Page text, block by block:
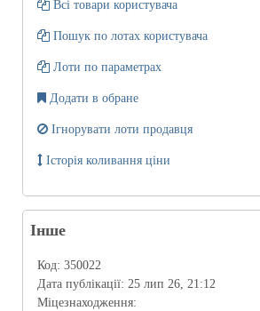
Всі товари користувача
Пошук по лотах користувача
Лоти по параметрах
Додати в обране
Ігнорувати лоти продавця
Історія коливання ціни
Інше
Код: 350022
Дата публікації: 25 лип 26, 21:12
Міцезнаходження: